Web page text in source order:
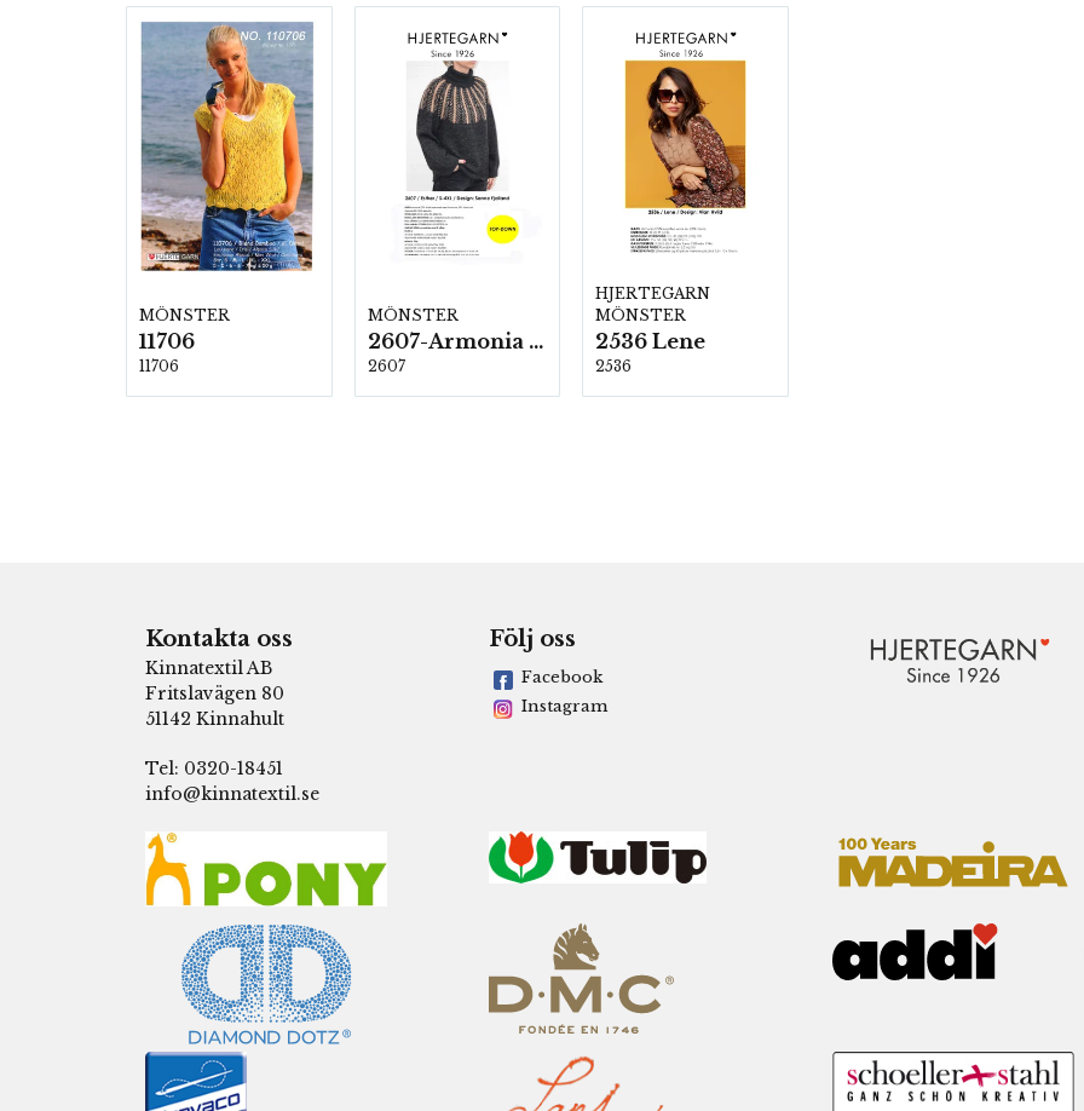
MÖNSTER
11706
11706
MÖNSTER
2607-Armonia och Alpaca 400
2607
HJERTEGARN
MÖNSTER
2536 Lene
2536
Kontakta oss
Kinnatextil AB
Fritslavägen 80
51142 Kinnahult
Tel: 0320-18451
info@kinnatextil.se
Följ oss
Facebook
Instagram